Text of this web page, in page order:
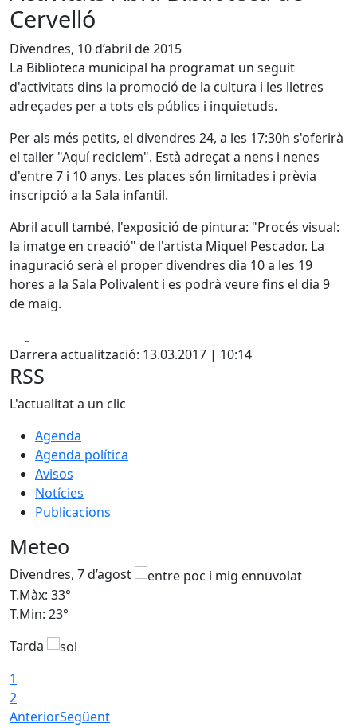
Cervelló
Divendres, 10 d’abril de 2015
La Biblioteca municipal ha programat un seguit
d'activitats dins la promoció de la cultura i les lletres
adreçades per a tots els públics i inquietuds.
Per als més petits, el divendres 24, a les 17:30h s'oferirà
el taller "Aquí reciclem". Està adreçat a nens i nenes
d'entre 7 i 10 anys. Les places són limitades i prèvia
inscripció a la Sala infantil.
Abril acull també, l'exposició de pintura: "Procés visual:
la imatge en creació" de l'artista Miquel Pescador. La
inaguració serà el proper divendres dia 10 a les 19
hores a la Sala Polivalent i es podrà veure fins el dia 9
de maig.
Darrera actualització: 13.03.2017 | 10:14
RSS
L'actualitat a un clic
Agenda
Agenda política
Avisos
Notícies
Publicacions
Meteo
Divendres, 7 d’agost
T.Màx: 33°
T.Min: 23°
Tarda
1
2
AnteriorSegüent